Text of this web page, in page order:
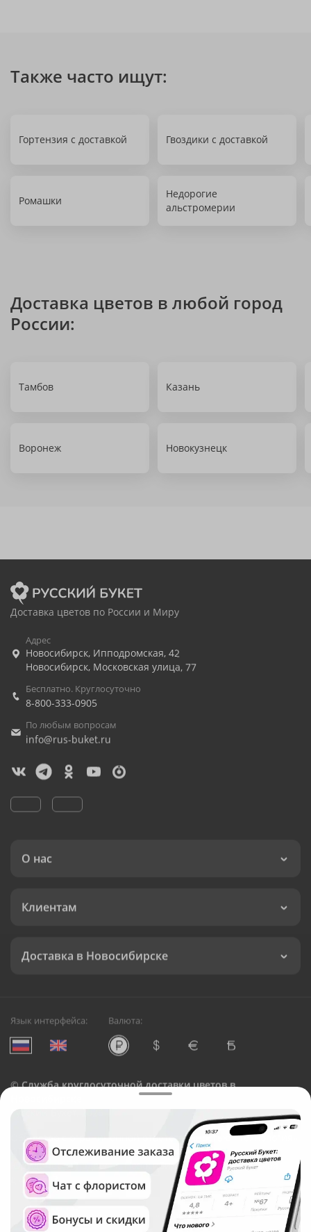
Также часто ищут:
Гортензия с доставкой Гвоздики с доставкой
Ромашки
Недорогие
альстромерии
Доставка цветов в любой город
России:
Тамбов Казань
Воронеж Новокузнецк
Доставка цветов по России и Миру
Адрес
Новосибирск, Ипподромская, 42
Новосибирск, Московская улица, 77
Бесплатно. Круглосуточно
8-800-333-0905
По любым вопросам
info@rus-buket.ru
О нас
Клиентам
Доставка в Новосибирске
Язык интерфейса: Валюта:
©Служба круглосуточной доставки цветов в
Русский Букет, 2026
Общество с ограниченной ответственностью «Технология»
ОГРН: 1195476081745, ИНН: 5410081997
Юридический адрес: г. Новосибирск, ул. Ипподромская,
д.42, оф. 3
Рейтинг Русского букета в г. Новосибирск